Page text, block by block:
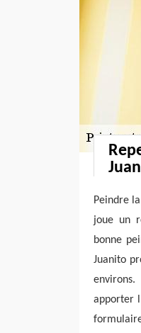
Peindre
joue un
bonne
Juanito
apporter